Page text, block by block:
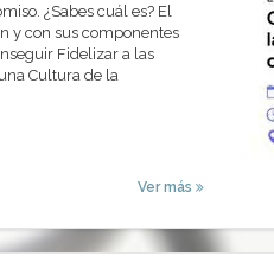
¿Sabes cuál es? El
y con sus componentes
Fidelizar a las
Cultura de la
Ver más